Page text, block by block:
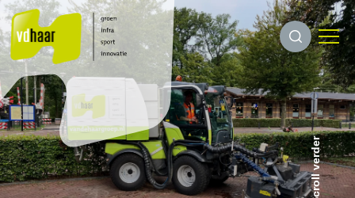
Scroll verder